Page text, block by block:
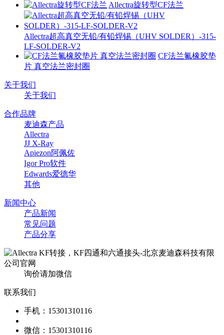
Allectra旋转型CF法兰
Allectra超高真空无铅/有铅焊锡（UHV SOLDER）-315-
LF-SOLDER-V2
CF法兰氟橡胶垫
片 真空法兰密封圈
关于我们
关于我们
合作品牌
麦迪森产品
Allectra
JJ X-Ray
Apiezon阿佩佐
Igor Pro软件
Edwards爱德华
其他
新闻中心
产品新闻
常见问题
产品分享
询价请加微信
联系我们
手机：15301310116
微信：15301310116